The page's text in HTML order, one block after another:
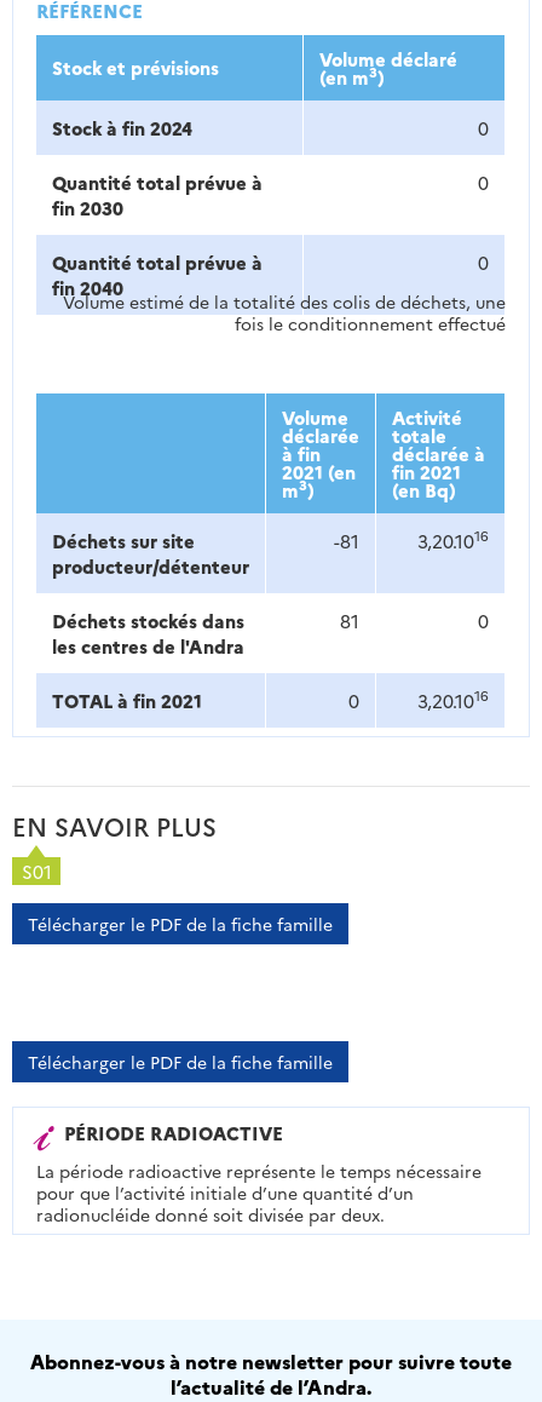
RÉFÉRENCE
Stock et prévisions Volume déclaré
(en m3)
Stock à fin 2024
0
Quantité total prévue à
fin 2030
0
Quantité total prévue à
fin 2040
0
Volume estimé de la totalité des colis de déchets, une
fois le conditionnement effectué
Volume
déclarée
à fin
2021 (en
m3)
Activité
totale
déclarée à
fin 2021
(en Bq)
Déchets sur site
producteur/détenteur
-81 3,20.1016
Déchets stockés dans
les centres de l'Andra
81 0
TOTAL à fin 2021 0 3,20.1016
EN SAVOIR PLUS
S01
Télécharger le PDF de la fiche famille
Télécharger le PDF de la fiche famille
PÉRIODE RADIOACTIVE
La période radioactive représente le temps nécessaire
pour que l’activité initiale d’une quantité d’un
radionucléide donné soit divisée par deux.
Abonnez-vous à notre newsletter pour suivre toute
l’actualité de l’Andra.